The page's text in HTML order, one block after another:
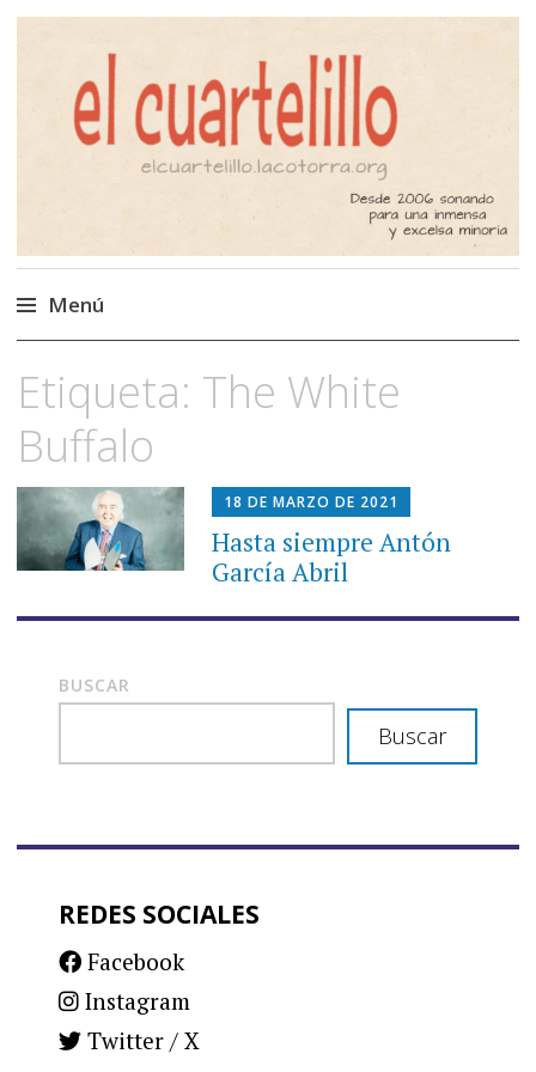
El Cuartelillo
Programa de radio de música
independiente. Podcast
Menú
al
contenido
Etiqueta: The White
Buffalo
18 DE MARZO DE 2021
Hasta siempre Antón
García Abril
BUSCAR
Buscar
REDES SOCIALES
Facebook
Instagram
Twitter / X